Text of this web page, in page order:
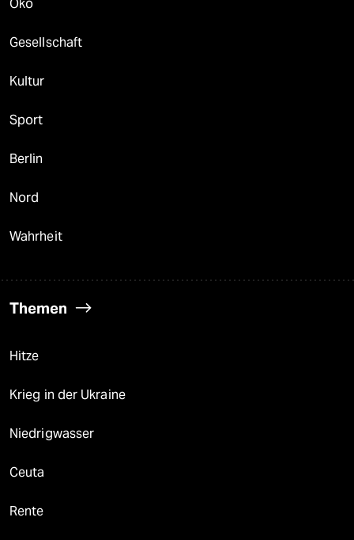
Öko
Gesellschaft
Kultur
Sport
Berlin
Nord
Wahrheit
Themen
Hitze
Krieg in der Ukraine
Niedrigwasser
Ceuta
Rente